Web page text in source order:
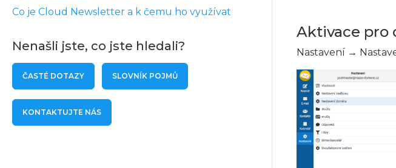
Co je Cloud Newsletter a k čemu ho využívat
Nenašli jste, co jste hledali?
ČASTÉ DOTAZY SLOVNÍK POJMŮ
KONTAKTUJTE NÁS
Aktivace pro
Nastavení →